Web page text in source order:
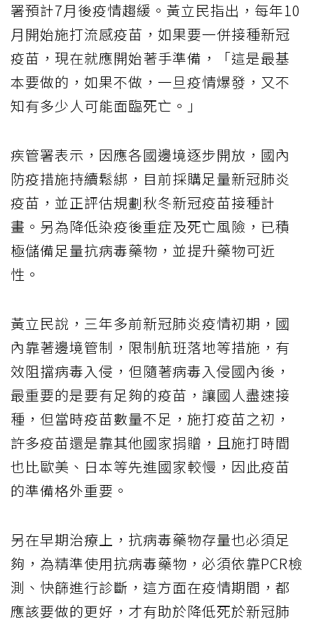
署預計7月後疫情趨緩。黃立民指出，每年10
月開始施打流感疫苗，如果要一併接種新冠
疫苗，現在就應開始著手準備，「這是最基
本要做的，如果不做，一旦疫情爆發，又不
知有多少人可能面臨死亡。」
疾管署表示，因應各國邊境逐步開放，國內
防疫措施持續鬆綁，目前採購足量新冠肺炎
疫苗，並正評估規劃秋冬新冠疫苗接種計
畫。另為降低染疫後重症及死亡風險，已積
極儲備足量抗病毒藥物，並提升藥物可近
性。
黃立民說，三年多前新冠肺炎疫情初期，國
內靠著邊境管制，限制航班落地等措施，有
效阻擋病毒入侵，但隨著病毒入侵國內後，
最重要的是要有足夠的疫苗，讓國人盡速接
種，但當時疫苗數量不足，施打疫苗之初，
許多疫苗還是靠其他國家捐贈，且施打時間
也比歐美、日本等先進國家較慢，因此疫苗
的準備格外重要。
另在早期治療上，抗病毒藥物存量也必須足
夠，為精準使用抗病毒藥物，必須依靠PCR檢
測、快篩進行診斷，這方面在疫情期間，都
應該要做的更好，才有助於降低死於新冠肺